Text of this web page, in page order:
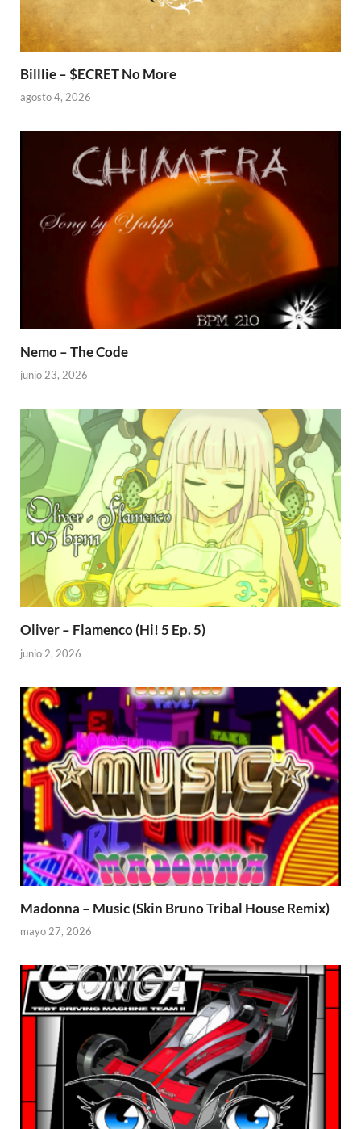
Billlie – $ECRET No More
agosto 4, 2026
Nemo – The Code
junio 23, 2026
Oliver – Flamenco (Hi! 5 Ep. 5)
junio 2, 2026
Madonna – Music (Skin Bruno Tribal House Remix)
mayo 27, 2026